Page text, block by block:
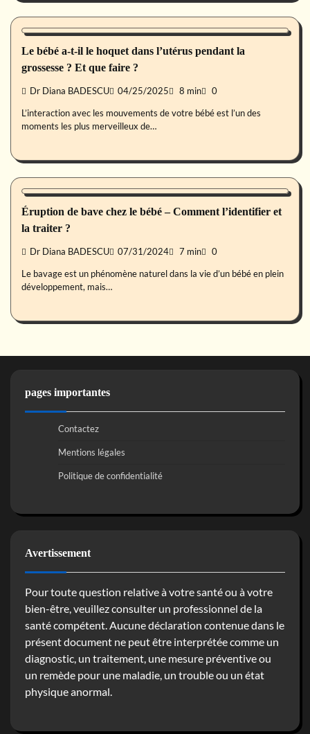
Bébé
Le bébé a-t-il le hoquet dans l’utérus pendant la
grossesse ? Et que faire ?
Dr Diana BADESCU 04/25/2025 8 min 0
L’interaction avec les mouvements de votre bébé est l’un des
moments les plus merveilleux de…
Bébé
Éruption de bave chez le bébé – Comment l’identifier et
la traiter ?
Dr Diana BADESCU 07/31/2024 7 min 0
Le bavage est un phénomène naturel dans la vie d’un bébé en plein
développement, mais…
pages importantes
Contactez
Mentions légales
Politique de confidentialité
Avertissement
Pour toute question relative à votre santé ou à votre
bien-être, veuillez consulter un professionnel de la
santé compétent. Aucune déclaration contenue dans le
présent document ne peut être interprétée comme un
diagnostic, un traitement, une mesure préventive ou
un remède pour une maladie, un trouble ou un état
physique anormal.